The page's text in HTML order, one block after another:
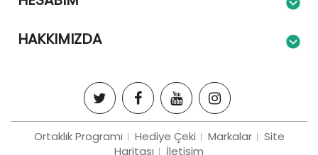
HAKKIMIZDA
Ortaklık Programı Hediye Çeki Markalar
Site
Haritası
İletişim